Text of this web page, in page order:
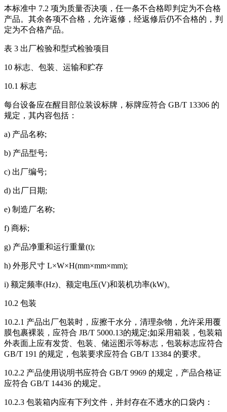
本标准中 7.2 项为质量否决项，任一条不合格即判定为不合格
产品。其余各项不合格，允许返修，经返修后仍不合格的，判
定为不合格产品。
表 3 出厂检验和型式检验项目
10 标志、包装、运输和贮存
10.1 标志
每台设备应在醒目部位装设标牌，标牌应符合 GB/T 13306 的
规定，其内容包括：
a) 产品名称;
b) 产品型号;
c) 出厂编号;
d) 出厂日期;
e) 制造厂名称;
f) 商标;
g) 产品净重和运行重量(t);
h) 外形尺寸 L×W×H(mm×mm×mm);
i) 额定频率(Hz)、额定电压(V)和装机功率(kW)。
10.2 包装
10.2.1 产品出厂包装时，应擦干水分，清理杂物，允许采用覆
膜包裹裸装，应符合 JB/T 5000.13的规定;如采用箱装，包装箱
外表面上应有发货、包装、储运图示等标志，包装标志应符合
GB/T 191 的规定，包装要求应符合 GB/T 13384 的要求。
10.2.2 产品使用说明书应符合 GB/T 9969 的规定，产品合格证
应符合 GB/T 14436 的规定。
10.2.3 包装箱内应有下列文件，并封存在不透水的口袋内：